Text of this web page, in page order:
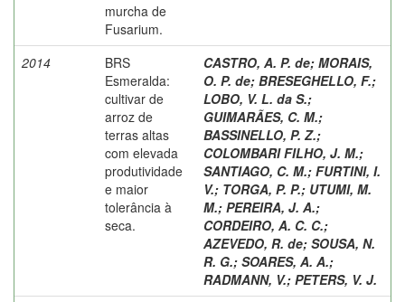
murcha de
Fusarium.
2014
BRS
Esmeralda:
cultivar de
arroz de
terras altas
com elevada
produtividade
e maior
tolerância à
seca.
CASTRO, A. P. de; MORAIS,
O. P. de; BRESEGHELLO, F.;
LOBO, V. L. da S.;
GUIMARÃES, C. M.;
BASSINELLO, P. Z.;
COLOMBARI FILHO, J. M.;
SANTIAGO, C. M.; FURTINI, I.
V.; TORGA, P. P.; UTUMI, M.
M.; PEREIRA, J. A.;
CORDEIRO, A. C. C.;
AZEVEDO, R. de; SOUSA, N.
R. G.; SOARES, A. A.;
RADMANN, V.; PETERS, V. J.